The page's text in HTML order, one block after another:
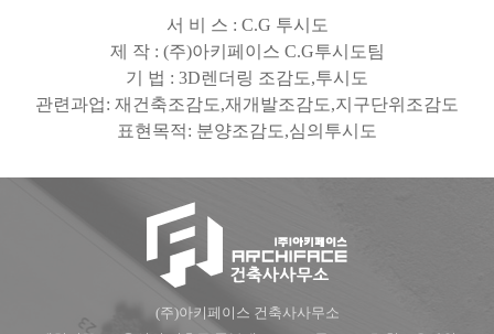
서 비 스 : C.G 투시도
제 작 : (주)아키페이스 C.G투시도팀
기 법 : 3D렌더링 조감도,투시도
관련과업: 재건축조감도,재개발조감도,지구단위조감도
표현목적: 분양조감도,심의투시도
(주)아키페이스 건축사사무소